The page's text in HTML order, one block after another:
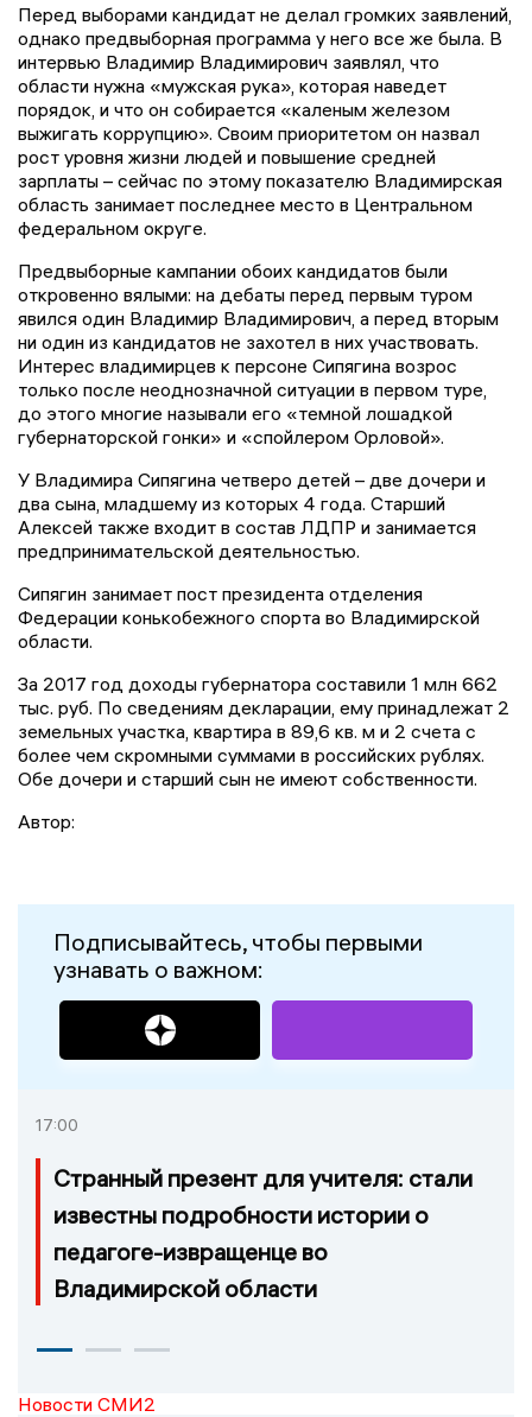
Перед выборами кандидат не делал громких заявлений,
однако предвыборная программа у него все же была. В
интервью Владимир Владимирович заявлял, что
области нужна «мужская рука», которая наведет
порядок, и что он собирается «каленым железом
выжигать коррупцию». Своим приоритетом он назвал
рост уровня жизни людей и повышение средней
зарплаты – сейчас по этому показателю Владимирская
область занимает последнее место в Центральном
федеральном округе.
Предвыборные кампании обоих кандидатов были
откровенно вялыми: на дебаты перед первым туром
явился один Владимир Владимирович, а перед вторым
ни один из кандидатов не захотел в них участвовать.
Интерес владимирцев к персоне Сипягина возрос
только после неоднозначной ситуации в первом туре,
до этого многие называли его «темной лошадкой
губернаторской гонки» и «спойлером Орловой».
У Владимира Сипягина четверо детей – две дочери и
два сына, младшему из которых 4 года. Старший
Алексей также входит в состав ЛДПР и занимается
предпринимательской деятельностью.
Сипягин занимает пост президента отделения
Федерации конькобежного спорта во Владимирской
области.
За 2017 год доходы губернатора составили 1 млн 662
тыс. руб. По сведениям декларации, ему принадлежат 2
земельных участка, квартира в 89,6 кв. м и 2 счета с
более чем скромными суммами в российских рублях.
Обе дочери и старший сын не имеют собственности.
Автор:
Подписывайтесь, чтобы первыми
узнавать о важном:
17:00
Странный презент для учителя: стали
известны подробности истории о
педагоге-извращенце во
Владимирской области
Новости СМИ2